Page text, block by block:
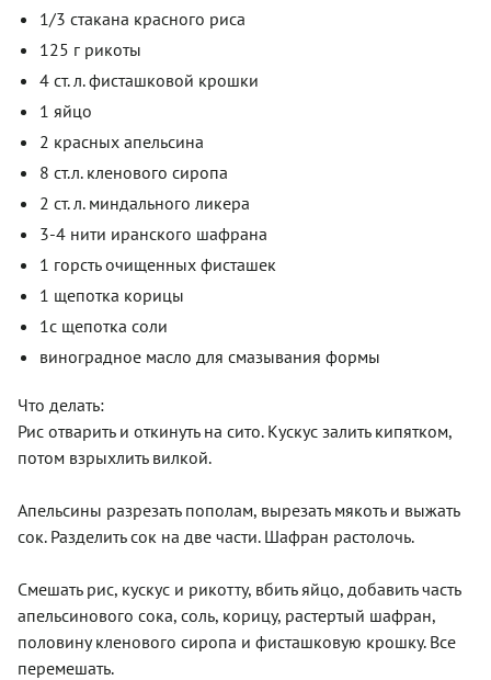
1/3 стакана красного риса
125 г рикоты
4 ст. л. фисташковой крошки
1 яйцо
2 красных апельсина
8 ст.л. кленового сиропа
2 ст. л. миндального ликера
3-4 нити иранского шафрана
1 горсть очищенных фисташек
1 щепотка корицы
1с щепотка соли
виноградное масло для смазывания формы
Что делать:
Рис отварить и откинуть на сито. Кускус залить кипятком,
потом взрыхлить вилкой.
Апельсины разрезать пополам, вырезать мякоть и выжать
сок. Разделить сок на две части. Шафран растолочь.
Смешать рис, кускус и рикотту, вбить яйцо, добавить часть
апельсинового сока, соль, корицу, растертый шафран,
половину кленового сиропа и фисташковую крошку. Все
перемешать.